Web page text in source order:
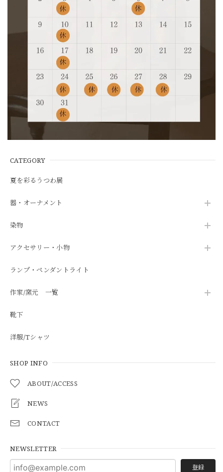
CATEGORY
夏を彩るうつわ展
器・オーナメント
染物
アクセサリー・小物
ランプ・ペンダントライト
作家/窯元 一覧
靴下
洋服/Tシャツ
SHOP INFO
ABOUT/ACCESS
NEWS
CONTACT
NEWSLETTER
登録